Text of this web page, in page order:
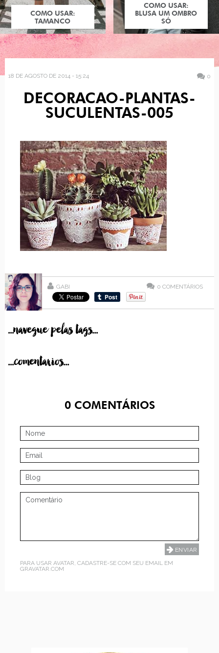
COMO USAR:
TAMANCO
COMO USAR:
BLUSA UM OMBRO
SÓ
18 DE AGOSTO DE 2014 - 15:24 0
DECORACAO-PLANTAS-
SUCULENTAS-005
GABI 0 COMENTÁRIOS
...navegue pelas tags...
...comentarios...
0COMENTÁRIOS
PARA USAR AVATAR, CADASTRE-SE COM SEU EMAIL EM
GRAVATAR.COM